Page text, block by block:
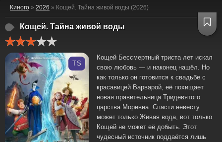
Киного » 2026 » Кощей. Тайна живой воды (2026)
Кощей. Тайна живой воды
TS
Кощей Бессмертный триста лет искал
свою любовь — и наконец нашёл. Но
как только он готовится к свадьбе с
красавицей Варварой, её похищает
новая правительница Тридевятого
царства Моревна. Спасти невесту
может только Живая вода, вот только
Кощей не может её добыть. Этот
чудесный источник поддаётся лишь